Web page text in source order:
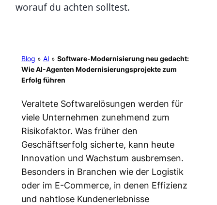
worauf du achten solltest.
Blog » AI » Software-Modernisierung neu gedacht:
Wie AI-Agenten Modernisierungsprojekte zum
Erfolg führen
Veraltete Softwarelösungen werden für
viele Unternehmen zunehmend zum
Risikofaktor. Was früher den
Geschäftserfolg sicherte, kann heute
Innovation und Wachstum ausbremsen.
Besonders in Branchen wie der Logistik
oder im E-Commerce, in denen Effizienz
und nahtlose Kundenerlebnisse